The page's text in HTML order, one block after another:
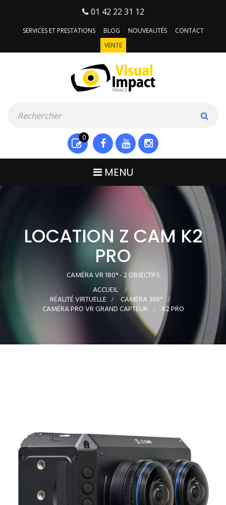
01 42 22 31 12
SERVICES ET PRESTATIONS BLOG NOUVEAUTÉS
CONTACT
VENTE
0
MENU
LOCATION Z CAM K2
PRO
CAMÉRA VR 180° - 2 OBJECTIFS
ACCUEIL >
RÉALITÉ VIRTUELLE > CAMÉRA 360° >
CAMÉRA PRO VR GRAND CAPTEUR > K2 PRO